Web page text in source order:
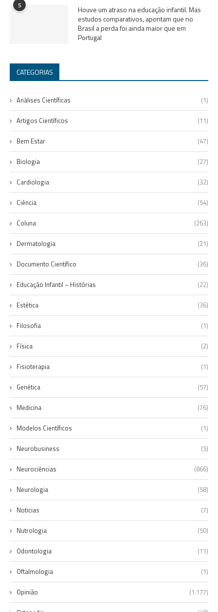
5
Houve um atraso na educação infantil. Mas
estudos comparativos, apontam que no
Brasil a perda foi ainda maior que em
Portugal
CATEGORIAS
Análises Científicas (1)
Artigos Científicos (11)
Bem Estar (47)
Biologia (27)
Cardiologia (32)
Ciência (54)
Coluna (263)
Dermatologia (21)
Documento Científico (36)
Educação Infantil – Histórias (22)
Estética (36)
Filosofia (1)
Física (2)
Fisioterapia (1)
Genética (57)
Medicina (76)
Modelos Científicos (1)
Neurobusiness (5)
Neurociências (866)
Neurologia (58)
Noticias (7)
Nutrologia (50)
Odontologia (11)
Oftalmologia (1)
Opinião (1.177)